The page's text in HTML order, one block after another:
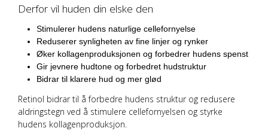
Derfor vil huden din elske den
Stimulerer hudens naturlige cellefornyelse
Reduserer synligheten av fine linjer og rynker
Øker kollagenproduksjonen og forbedrer hudens spenst
Gir jevnere hudtone og forbedret hudstruktur
Bidrar til klarere hud og mer glød
Retinol bidrar til å forbedre hudens struktur og redusere
aldringstegn ved å stimulere cellefornyelsen og styrke
hudens kollagenproduksjon.